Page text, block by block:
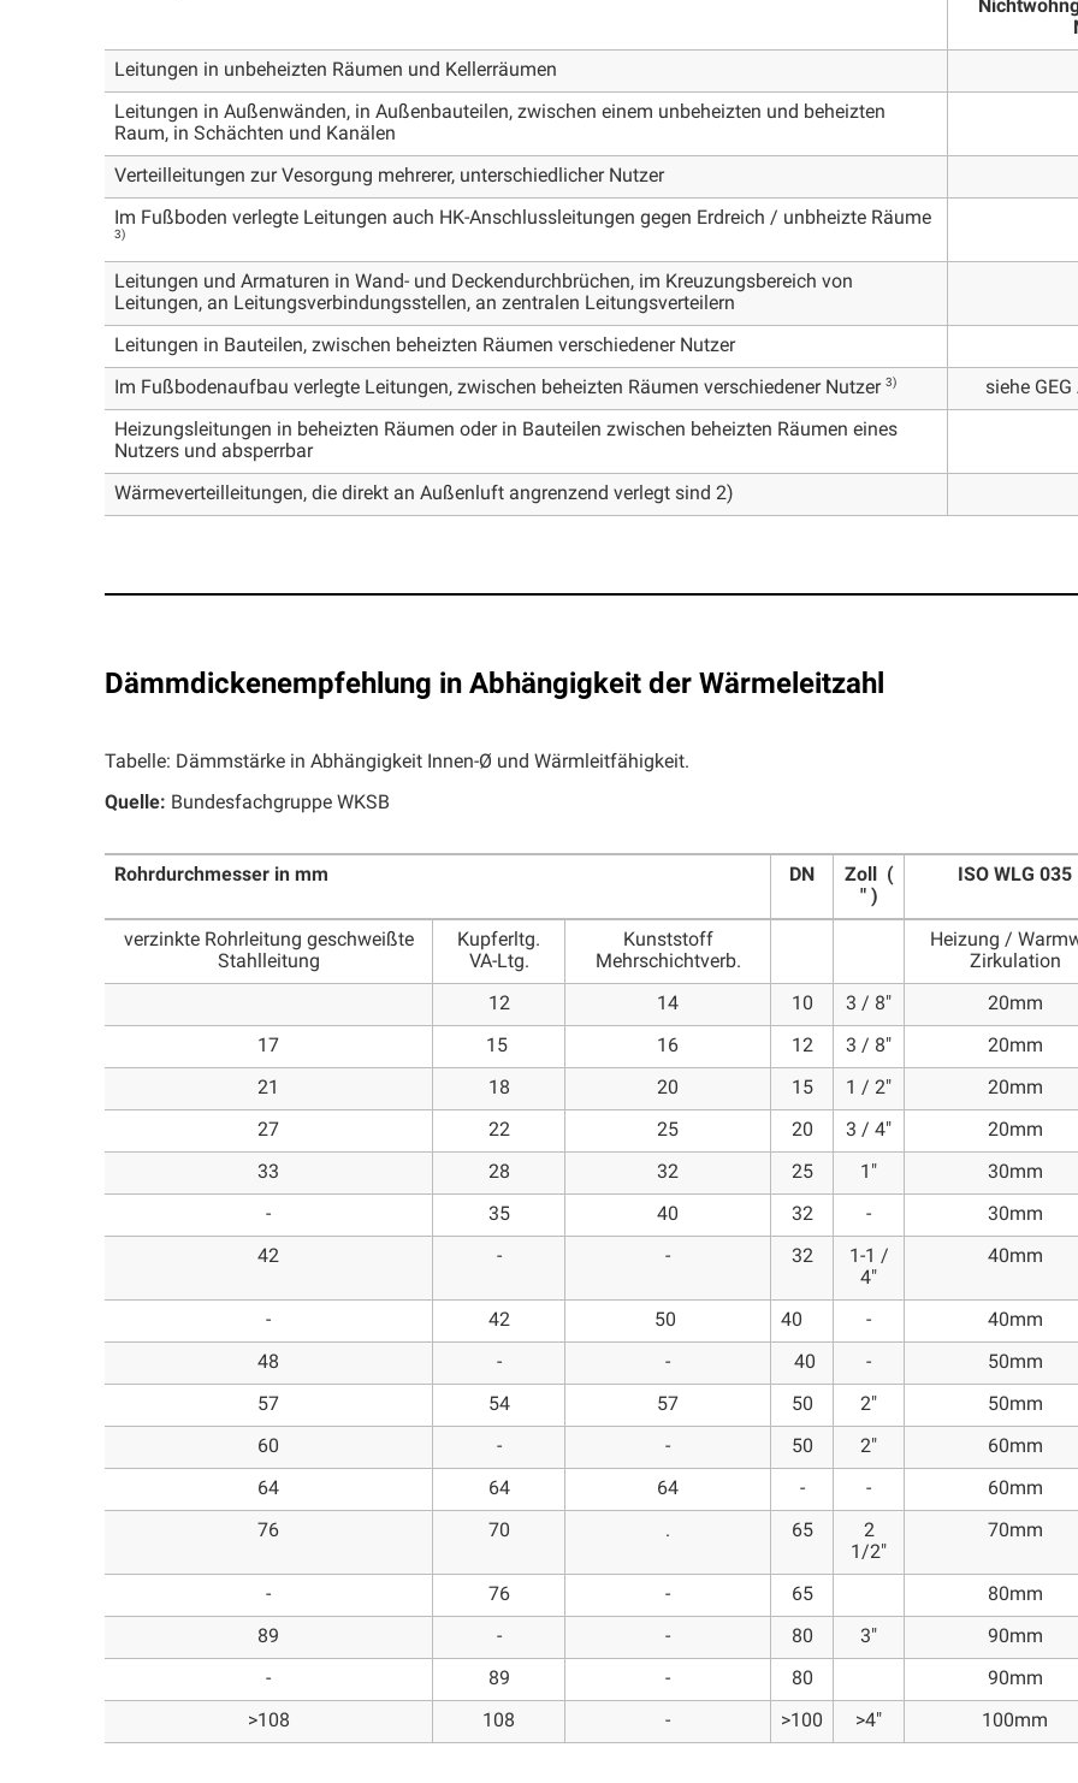
Leitungen in unbeheizten Räumen und Kellerräumen
Leitungen in Außenwänden, in Außenbauteilen, zwischen einem unbeheizten und beheizten
Raum, in Schächten und Kanälen
Verteilleitungen zur Vesorgung mehrerer, unterschiedlicher Nutzer
Im Fußboden verlegte Leitungen auch HK-Anschlussleitungen gegen Erdreich / unbheizte Räume
3)
Leitungen und Armaturen in Wand- und Deckendurchbrüchen, im Kreuzungsbereich von
Leitungen, an Leitungsverbindungsstellen, an zentralen Leitungsverteilern
Leitungen in Bauteilen, zwischen beheizten Räumen verschiedener Nutzer
Im Fußbodenaufbau verlegte Leitungen, zwischen beheizten Räumen verschiedener Nutzer 3) siehe
Heizungsleitungen in beheizten Räumen oder in Bauteilen zwischen beheizten Räumen eines
Nutzers und absperrbar
Wärmeverteilleitungen, die direkt an Außenluft angrenzend verlegt sind 2)
Dämmdickenempfehlung in Abhängigkeit der Wärmeleitzahl
Tabelle: Dämmstärke in Abhängigkeit Innen-Ø und Wärmleitfähigkeit.
Quelle: Bundesfachgruppe WKSB
Rohrdurchmesser in mm DN
Zoll (
" )
ISO WLG 035
verzinkte Rohrleitung geschweißte
Stahlleitung
Kupferltg.
VA-Ltg.
Kunststoff
Mehrschichtverb.
Heizung /
Zirkulation
12 14 10 3 / 8" 20mm
17 15 16 12 3 / 8" 20mm
21 18 20 15 1 / 2" 20mm
27 22 25 20 3 / 4" 20mm
33 28 32 25 1" 30mm
- 35 40 32 - 30mm
42 - - 32
1-1 /
4"
40mm
- 42 50 40 - 40mm
48 - - 40 - 50mm
57 54 57 50 2" 50mm
60 - - 50 2" 60mm
64 64 64 - - 60mm
76 70 . 65
2
1/2"
70mm
- 76 - 65 80mm
89 - - 80 3" 90mm
- 89 - 80 90mm
>108 108 - >100 >4" 100mm